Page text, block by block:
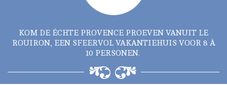
KOM DE ÉCHTE PROVENCE PROEVEN VANUIT LE
ROUIRON, EEN SFEERVOL VAKANTIEHUIS VOOR 8 À
10 PERSONEN.